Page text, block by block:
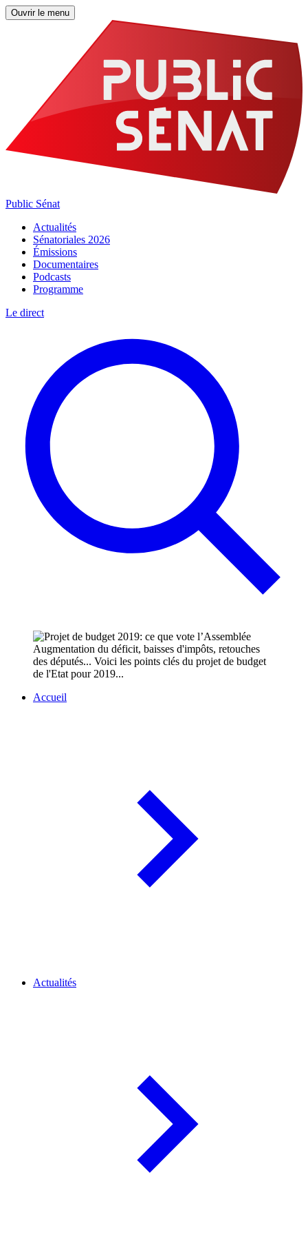
Ouvrir le menu
Public Sénat
Actualités
Sénatoriales 2026
Émissions
Documentaires
Podcasts
Programme
Le direct
Augmentation du déficit, baisses d'impôts, retouches
des députés... Voici les points clés du projet de budget
de l'Etat pour 2019...
Accueil
Actualités